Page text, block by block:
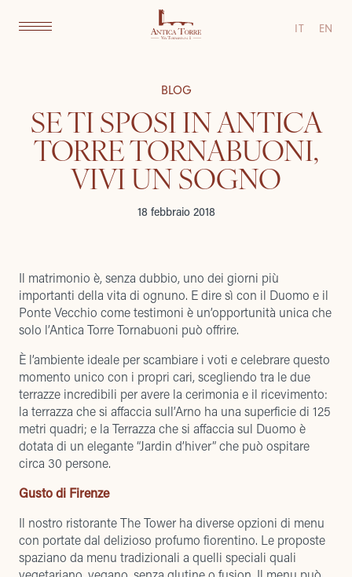
IT EN
BLOG
SE TI SPOSI IN ANTICA
TORRE TORNABUONI,
VIVI UN SOGNO
18 febbraio 2018
Il matrimonio è, senza dubbio, uno dei giorni più
importanti della vita di ognuno. E dire sì con il Duomo e il
Ponte Vecchio come testimoni è un’opportunità unica che
solo l’Antica Torre Tornabuoni può offrire.
È l’ambiente ideale per scambiare i voti e celebrare questo
momento unico con i propri cari, scegliendo tra le due
terrazze incredibili per avere la cerimonia e il ricevimento:
la terrazza che si affaccia sull’Arno ha una superficie di 125
metri quadri; e la Terrazza che si affaccia sul Duomo è
dotata di un elegante “Jardin d’hiver” che può ospitare
circa 30 persone.
Gusto di Firenze
Il nostro ristoranteThe Tower ha diverse opzioni di menu
con portate dal delizioso profumo fiorentino. Le proposte
spaziano da menu tradizionali a quelli speciali quali